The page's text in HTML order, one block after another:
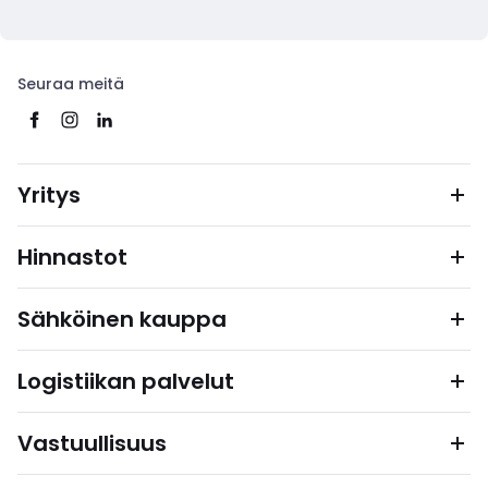
Seuraa meitä
Yritys
Hinnastot
Sähköinen kauppa
Logistiikan palvelut
Vastuullisuus